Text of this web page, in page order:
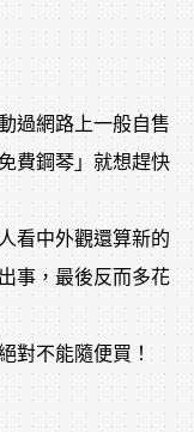
過網路上一般自售
費鋼琴」就想趕快
看中外觀還算新的
事，最後反而多花
對不能隨便買！